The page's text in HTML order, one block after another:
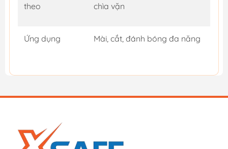
theo
chìa vặn
Ứng dụng Mài, cắt, đánh bóng đa năng